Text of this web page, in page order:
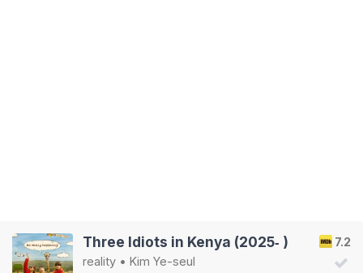
7.2
Three Idiots in Kenya (2025‑ )
reality • Kim Ye-seul